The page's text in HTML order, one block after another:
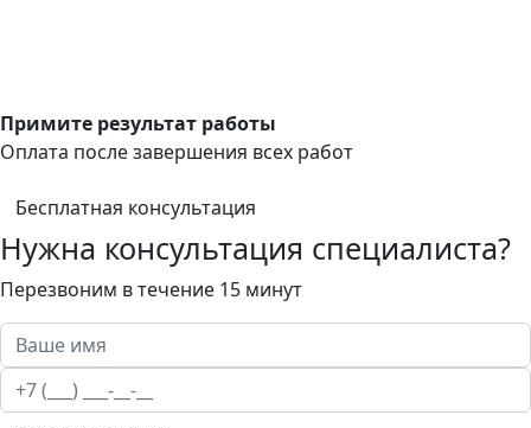
Примите результат работы
Оплата после завершения всех работ
Бесплатная консультация
Нужна консультация специалиста?
Перезвоним в течение 15 минут